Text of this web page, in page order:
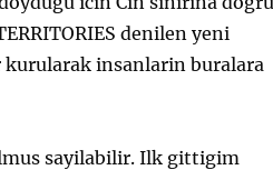
denilen yeni
insanlarin buralara
sayilabilir. Ilk gittigim